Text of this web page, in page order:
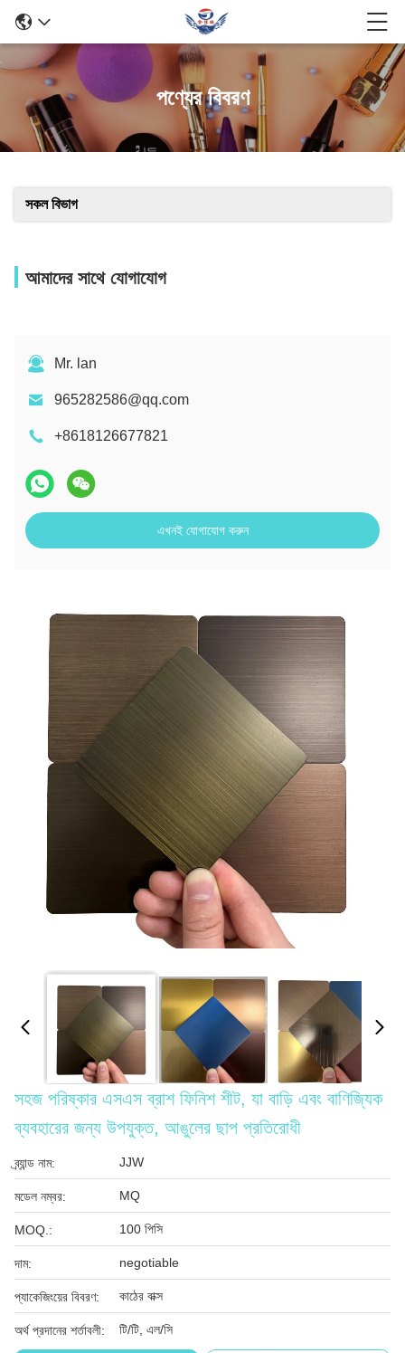
পণ্যের বিবরণ
সকল বিভাগ
আমাদের সাথে যোগাযোগ
Mr. lan
965282586@qq.com
+8618126677821
এখনই যোগাযোগ করুন
সহজ পরিষ্কার এসএস ব্রাশ ফিনিশ শীট, যা বাড়ি এবং বাণিজ্যিক
ব্যবহারের জন্য উপযুক্ত, আঙুলের ছাপ প্রতিরোধী
ব্র্যান্ড নাম: JJW
মডেল নম্বর: MQ
MOQ.: 100 পিসি
দাম: negotiable
প্যাকেজিংয়ের বিবরণ: কাঠের বাক্স
অর্থ প্রদানের শর্তাবলী: টি/টি, এল/সি